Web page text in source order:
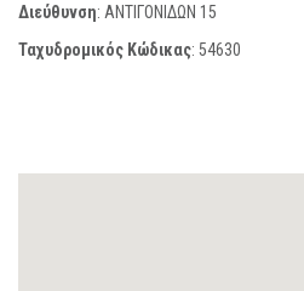
Διεύθυνση: ΑΝΤΙΓΟΝΙΔΩΝ 15
Ταχυδρομικός Κώδικας: 54630